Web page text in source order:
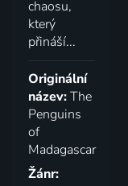
chaosu,
který
přináší...
Originální
název:The
Penguins
of
Madagascar
Žánr: